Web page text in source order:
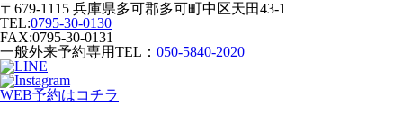
〒679-1115 兵庫県多可郡多可町中区天田43-1
TEL:0795-30-0130
FAX:0795-30-0131
一般外来予約専用TEL： 050-5840-2020
WEB予約はコチラ